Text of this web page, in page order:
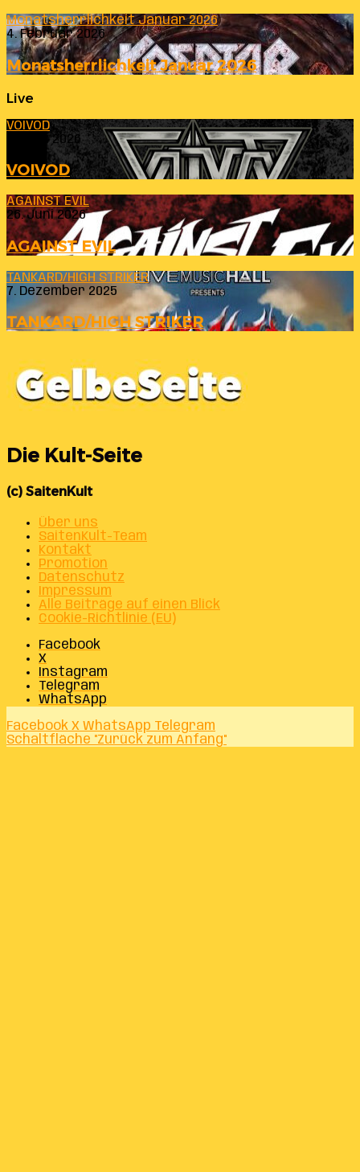
Monatsherrlichkeit Januar 2026
4. Februar 2026
Monatsherrlichkeit Januar 2026
Live
VOIVOD
23. Juli 2026
VOIVOD
AGAINST EVIL
26. Juni 2026
AGAINST EVIL
TANKARD/HIGH STRIKER
7. Dezember 2025
TANKARD/HIGH STRIKER
Die Kult-Seite
(c) SaitenKult
Über uns
SaitenKult-Team
Kontakt
Promotion
Datenschutz
Impressum
Alle Beiträge auf einen Blick
Cookie-Richtlinie (EU)
Facebook
X
Instagram
Telegram
WhatsApp
Facebook X WhatsApp Telegram
Schaltfläche "Zurück zum Anfang"